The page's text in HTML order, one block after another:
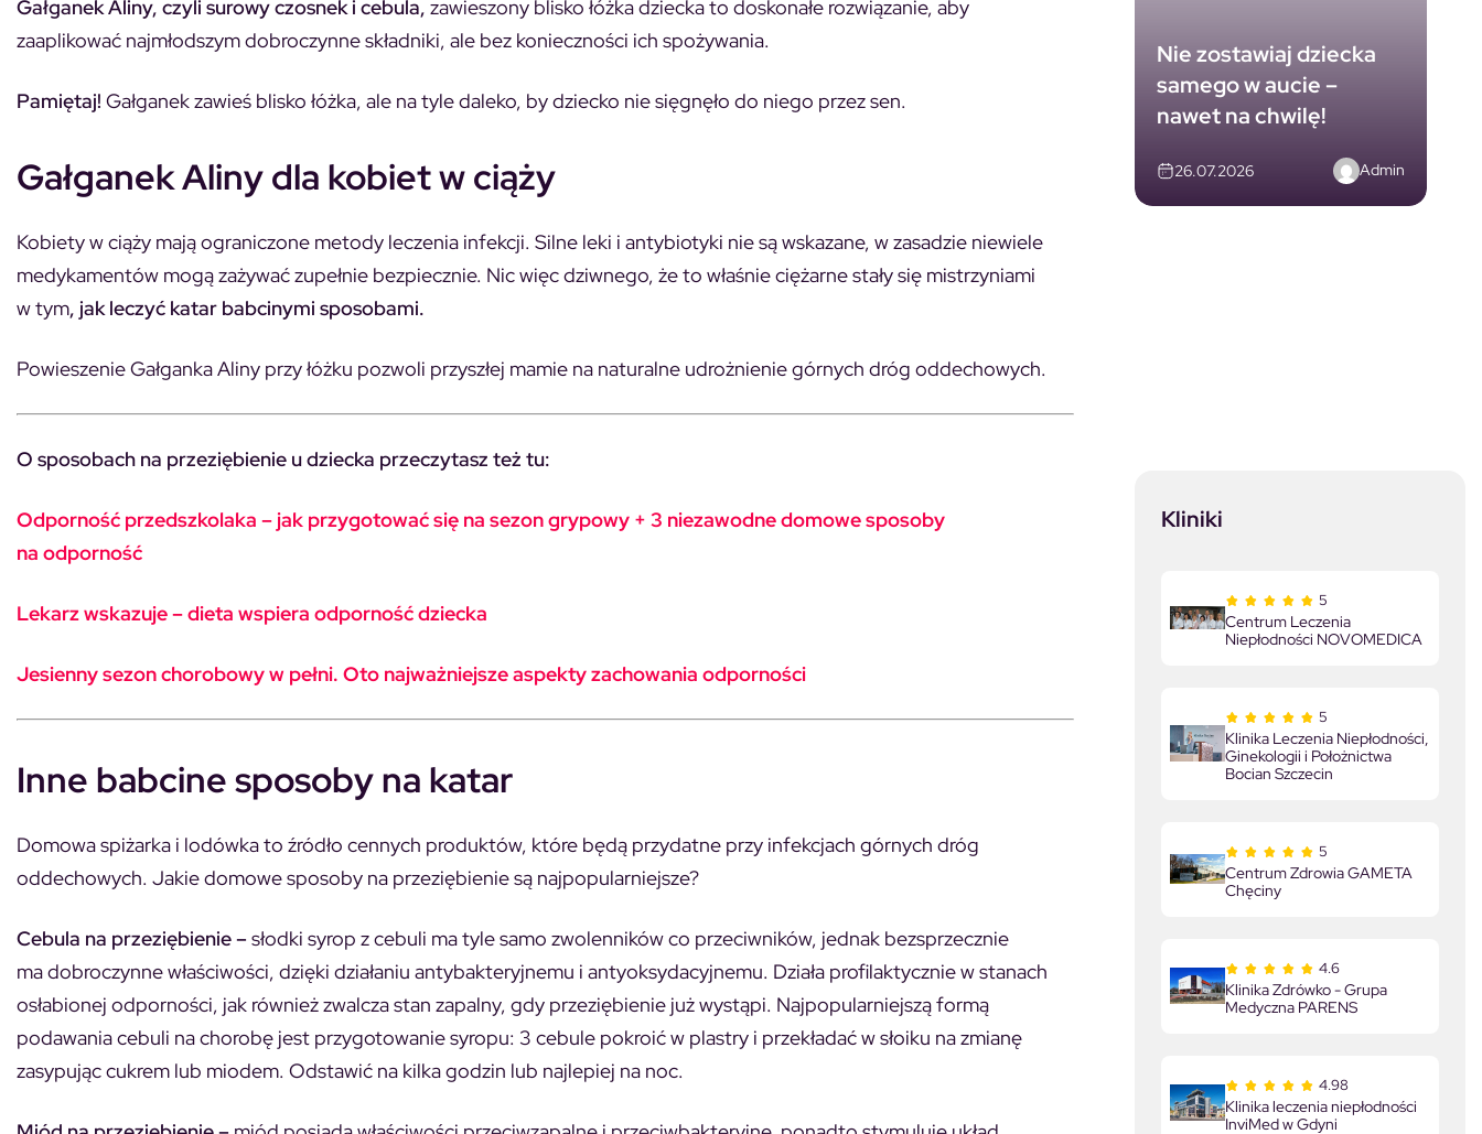
Gałganek Aliny, czyli surowy czosnek i cebula, zawieszony blisko łóżka dziecka to doskonałe rozwiązanie, aby
zaaplikować najmłodszym dobroczynne składniki, ale bez konieczności ich spożywania.
Pamiętaj! Gałganek zawieś blisko łóżka, ale na tyle daleko, by dziecko nie sięgnęło do niego przez sen.
Gałganek Aliny dla kobiet w ciąży
Kobiety w ciąży mają ograniczone metody leczenia infekcji. Silne leki i antybiotyki nie są wskazane, w zasadzie niewiele
medykamentów mogą zażywać zupełnie bezpiecznie. Nic więc dziwnego, że to właśnie ciężarne stały się mistrzyniami
w tym, jak leczyć katar babcinymi sposobami.
Powieszenie Gałganka Aliny przy łóżku pozwoli przyszłej mamie na naturalne udrożnienie górnych dróg oddechowych.
O sposobach na przeziębienie u dziecka przeczytasz też tu:
Odporność przedszkolaka – jak przygotować się na sezon grypowy + 3 niezawodne domowe sposoby
na odporność
Lekarz wskazuje – dieta wspiera odporność dziecka
Jesienny sezon chorobowy w pełni. Oto najważniejsze aspekty zachowania odporności
Inne babcine sposoby na katar
Domowa spiżarka i lodówka to źródło cennych produktów, które będą przydatne przy infekcjach górnych dróg
oddechowych. Jakie domowe sposoby na przeziębienie są najpopularniejsze?
Cebula na przeziębienie –słodki syrop z cebuli ma tyle samo zwolenników co przeciwników, jednak bezsprzecznie
ma dobroczynne właściwości, dzięki działaniu antybakteryjnemu i antyoksydacyjnemu. Działa profilaktycznie w stanach
osłabionej odporności, jak również zwalcza stan zapalny, gdy przeziębienie już wystąpi. Najpopularniejszą formą
podawania cebuli na chorobę jest przygotowanie syropu: 3 cebule pokroić w plastry i przekładać w słoiku na zmianę
zasypując cukrem lub miodem. Odstawić na kilka godzin lub najlepiej na noc.
Nie zostawiaj dziecka
samego w aucie –
nawet na chwilę!
26.07.2026 Admin
Kliniki
5
Centrum Leczenia
Niepłodności NOVOMEDICA
5
Klinika Leczenia Niepłodności,
Ginekologii i Położnictwa
Bocian Szczecin
5
Centrum Zdrowia GAMETA
Chęciny
4.6
Klinika Zdrówko - Grupa
Medyczna PARENS
4.98
Klinika leczenia niepłodności
InviMed w Gdyni